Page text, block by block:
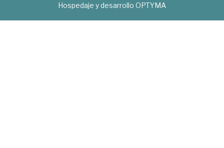
Hospedaje y desarrollo OPTYMA